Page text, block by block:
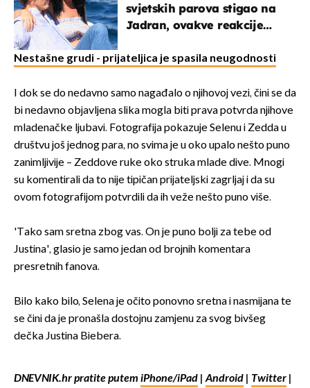
svjetskih parova stigao na
Jadran, ovakve reakcije
Nestašne grudi - prijateljica je spasila neugodnosti
I dok se do nedavno samo nagađalo o njihovoj vezi, čini se da
bi nedavno objavljena slika mogla biti prava potvrda njihove
mladenačke ljubavi. Fotografija pokazuje Selenu i Zedda u
društvu još jednog para, no svima je u oko upalo nešto puno
zanimljivije – Zeddove ruke oko struka mlade dive. Mnogi
su komentirali da to nije tipičan prijateljski zagrljaj i da su
ovom fotografijom potvrdili da ih veže nešto puno više.
'Tako sam sretna zbog vas. On je puno bolji za tebe od
Justina', glasio je samo jedan od brojnih komentara
presretnih fanova.
Bilo kako bilo, Selena je očito ponovno sretna i nasmijana te
se čini da je pronašla dostojnu zamjenu za svog bivšeg
dečka Justina Biebera.
DNEVNIK.hr pratite putem iPhone/iPad |Android | Twitter |